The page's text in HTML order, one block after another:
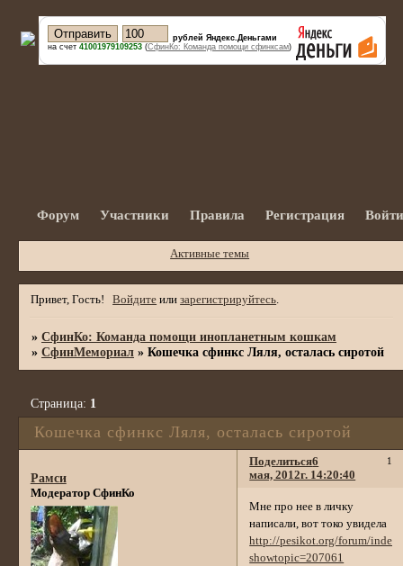
рублей Яндекс.Деньгами
на счет 41001979109253 (СфинКо: Команда помощи сфинксам)
Форум Участники Правила Регистрация
Активные темы
Привет, Гость! Войдите илизарегистрируйтесь.
»СфинКо: Команда помощи инопланетным кошкам
»СфинМемориал »Кошечка сфинкс Ляля, осталась сиротой
Кошечка сфинкс Ляля, осталась сиротой
Страница: 1
Поделиться 1
6
мая, 2012г. 14:20:40
Рамси
Модератор СфинКо
Мне про нее в личку
написали, вот токо увидела
http://pesikot.org/forum/
showtopic=207061